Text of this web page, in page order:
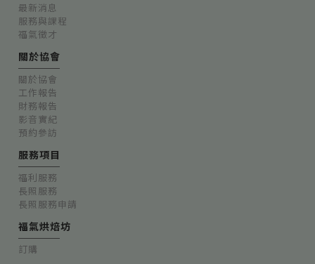
最新消息
服務與課程
福氣徵才
關於協會
關於協會
工作報告
財務報告
影音實紀
預約參訪
服務項目
福利服務
長照服務
長照服務申請
福氣烘焙坊
訂購